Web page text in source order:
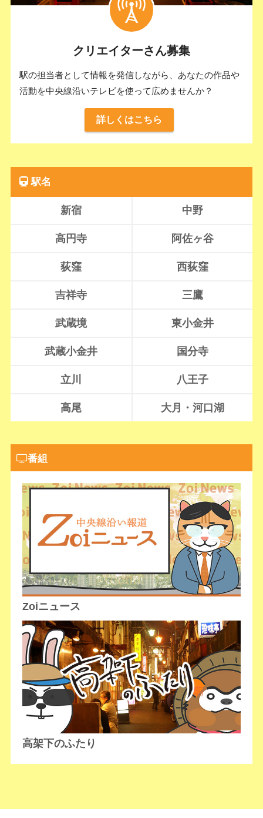
クリエイターさん募集
駅の担当者として情報を発信しながら、あなたの作品や
活動を中央線沿いテレビを使って広めませんか？
詳しくはこちら
駅名
新宿 中野
高円寺 阿佐ヶ谷
荻窪 西荻窪
吉祥寺 三鷹
武蔵境 東小金井
武蔵小金井 国分寺
立川 八王子
高尾 大月・河口湖
番組
Zoiニュース
高架下のふたり